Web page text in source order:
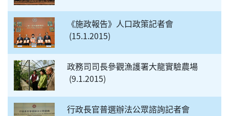
《施政報告》人口政策記者會
15.1.2015
政務司司長參觀漁護署大龍實驗農場
9.1.2015
行政長官普選辦法公眾諮詢記者會